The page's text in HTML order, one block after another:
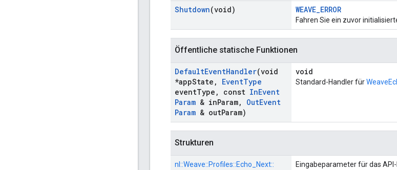
Shutdown(void) WEAVE_ERROR
Fahren Sie ein zuvor
Öffentliche statische Funktionen
DefaultEventHandler(void
*appState , EventType
eventType , const InEvent
Param & inParam, OutEvent
Param & outParam)
void
Standard-Handler für
Strukturen
nl::Weave::Profiles::Echo_Next::
Eingabeparameter für das